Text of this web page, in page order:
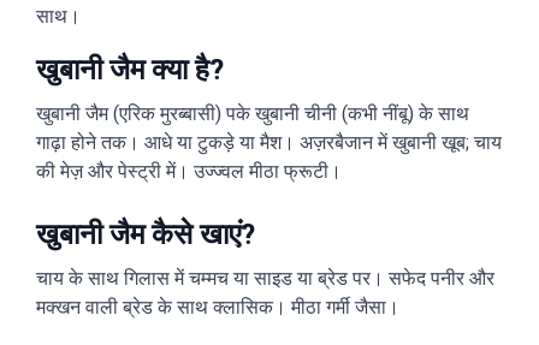
साथ।
खुबानी जैम क्या है?
खुबानी जैम (एरिक मुरब्बासी) पके खुबानी चीनी (कभी नींबू) के साथ
गाढ़ा होने तक। आधे या टुकड़े या मैश। अज़रबैजान में खुबानी खूब; चाय
की मेज़ और पेस्ट्री में। उज्ज्वल मीठा फ्रूटी।
खुबानी जैम कैसे खाएं?
चाय के साथ गिलास में चम्मच या साइड या ब्रेड पर। सफेद पनीर और
मक्खन वाली ब्रेड के साथ क्लासिक। मीठा गर्मी जैसा।